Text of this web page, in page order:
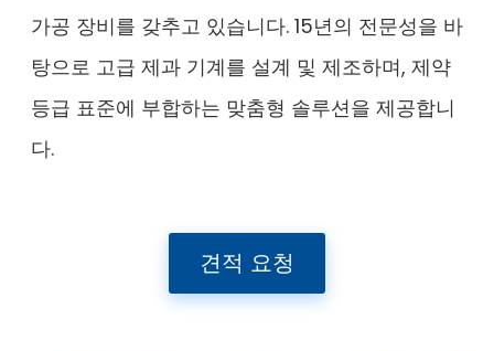
가공 장비를 갖추고 있습니다. 15년의 전문성을 바
탕으로 고급 제과 기계를 설계 및 제조하며, 제약
등급 표준에 부합하는 맞춤형 솔루션을 제공합니
다.
견적 요청